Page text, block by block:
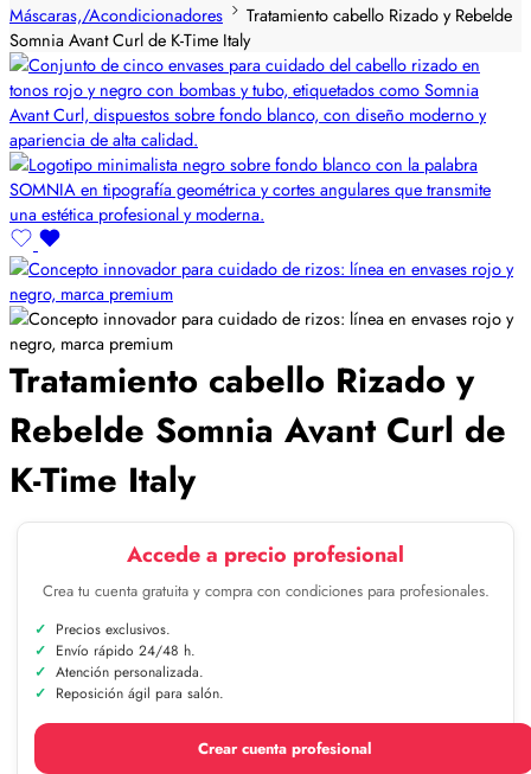
Máscaras,/Acondicionadores
Tratamiento cabello Rizado y Rebelde
Somnia Avant Curl de K-Time Italy
Tratamiento cabello Rizado y
Rebelde Somnia Avant Curl de
K-Time Italy
Accede a precio profesional
Crea tu cuenta gratuita y compra con condiciones para profesionales.
Precios exclusivos.
Envío rápido 24/48 h.
Atención personalizada.
Reposición ágil para salón.
Crear cuenta profesional